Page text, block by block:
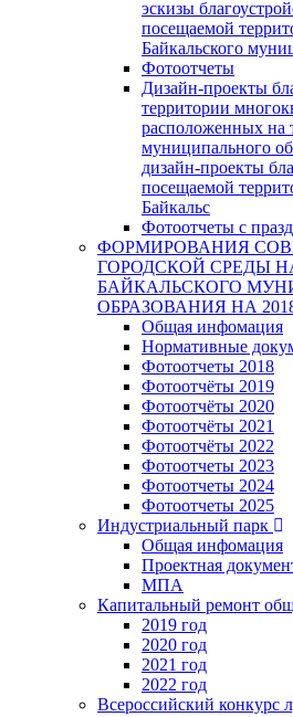
эскизы
посещаемой
Байкальского
Фотоотчеты
Дизайн-проекты
территории
расположенных на
муниципального
дизайн-проекты
посещаемой
Байкальс
Фотоотчеты с
ФОРМИРОВАНИЯ
ГОРОДСКОЙ СРЕДЫ
БАЙКАЛЬСКОГО
ОБРАЗОВАНИЯ НА
Общая инфомация
Нормативные
Фотоотчеты 2018
Фотоотчёты 2019
Фотоотчёты 2020
Фотоотчёты 2021
Фотоотчёты 2022
Фотоотчеты 2023
Фотоотчеты 2024
Фотоотчеты 2025
Индустриальный парк
Общая инфомация
Проектная
МПА
Капитальный ремонт
2019 год
2020 год
2021 год
2022 год
Всероссийский конкурс